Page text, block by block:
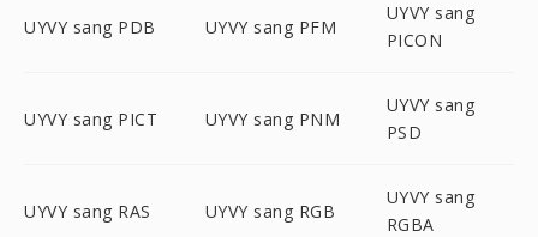
UYVY sang PDB UYVY sang PFM
UYVY sang
PICON
UYVY sang PICT UYVY sang PNM
UYVY sang
PSD
UYVY sang RAS UYVY sang RGB
UYVY sang
RGBA